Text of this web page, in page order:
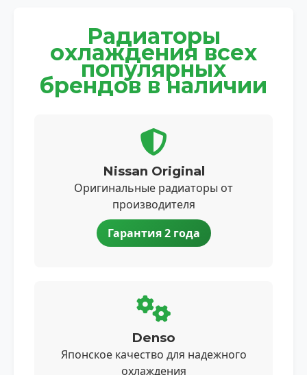
Радиаторы
охлаждения всех
популярных
брендов в наличии
Nissan Original
Оригинальные радиаторы от
производителя
Гарантия 2 года
Denso
Японское качество для надежного
охлаждения